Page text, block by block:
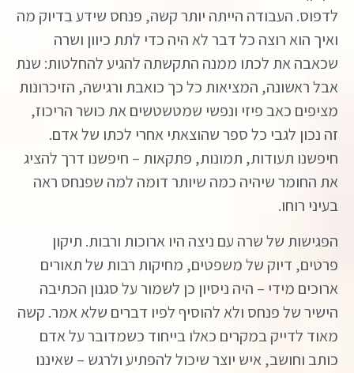
לדפוס. העבודה הייתה יותר קשה, פנחס שידע בדיוק מה
ואיך הוא רוצה כל דבר לא היה כדי לתת כיוון ושרה
שכאבה את לכתו ממנה התקשתה להגיע להחלטות: שנת
אבל ראשונה, המציאות כל כך כואבת ורגישה, הזיכרונות
מציפים כאב פיזי ונפשי שמטשטשים את כושר הריכוז,
זה נכון לגבי כל ספר שהוצאתי אחרי לכתו של אדם.
חיפשנו תעודות, תמונות, פתקאות – חיפשנו דרך להציג
את החומר שיהיה כמה שיותר דומה למה שפנחס ראה
בעיני רוחו.
הפגישות של שרה עם ניצה היו ארוכות ורבות. תיקון
פרטים, דיוק של משפטים, מחיקות רבות של תאורים
ארוכים מידי – היה ניסיון כן לשמור על סגנון הכתיבה
הישיר של פנחס ולא להוסיף לפיו דברים שלא אמר. קשה
מאוד לדייק במקרים כאלו בייחוד כשמדובר על אדם
כותב וחושב, איש יוצר שיכול להפתיע ולרגש – שאיננו